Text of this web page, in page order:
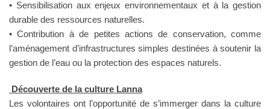
• Sensibilisation aux enjeux environnementaux et à la gestion
durable des ressources naturelles.
• Contribution à de petites actions de conservation, comme
l’aménagement d’infrastructures simples destinées à soutenir la
gestion de l’eau ou la protection des espaces naturels.
Découverte de la culture Lanna
Les volontaires ont l’opportunité de s’immerger dans la culture